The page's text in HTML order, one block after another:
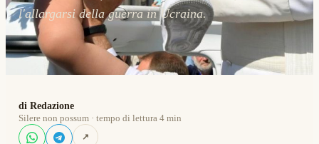
l'allargarsi della guerra in Ucraina.
di Redazione
Silere non possum · tempo di lettura 4 min
↗